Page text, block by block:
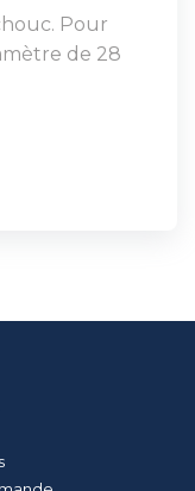
Pour
de 28